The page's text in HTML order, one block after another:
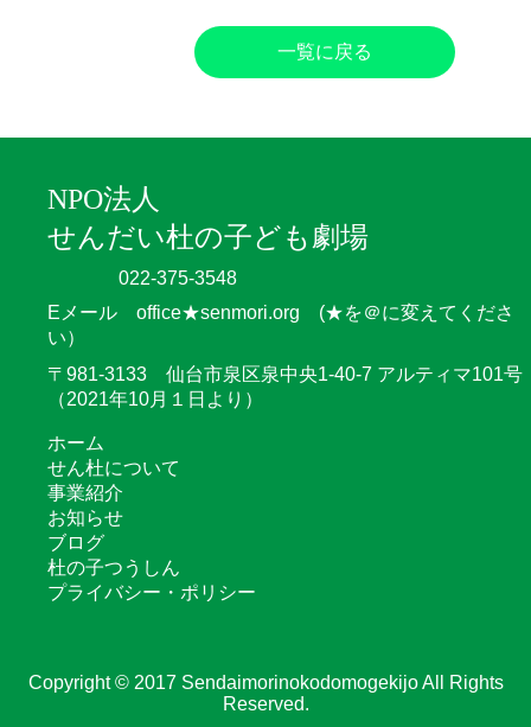
一覧に戻る
NPO法人
せんだい杜の子ども劇場
022-375-3548
Eメール office★senmori.org (★を＠に変えてくださ
い）
〒981-3133 仙台市泉区泉中央1-40-7 アルティマ101号
（2021年10月１日より）
ホーム
せん杜について
事業紹介
お知らせ
ブログ
杜の子つうしん
プライバシー・ポリシー
Copyright © 2017 Sendaimorinokodomogekijo All Rights
Reserved.